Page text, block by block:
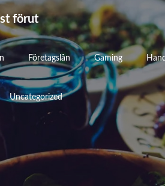
förut
Företagslån Gaming
Uncategorized